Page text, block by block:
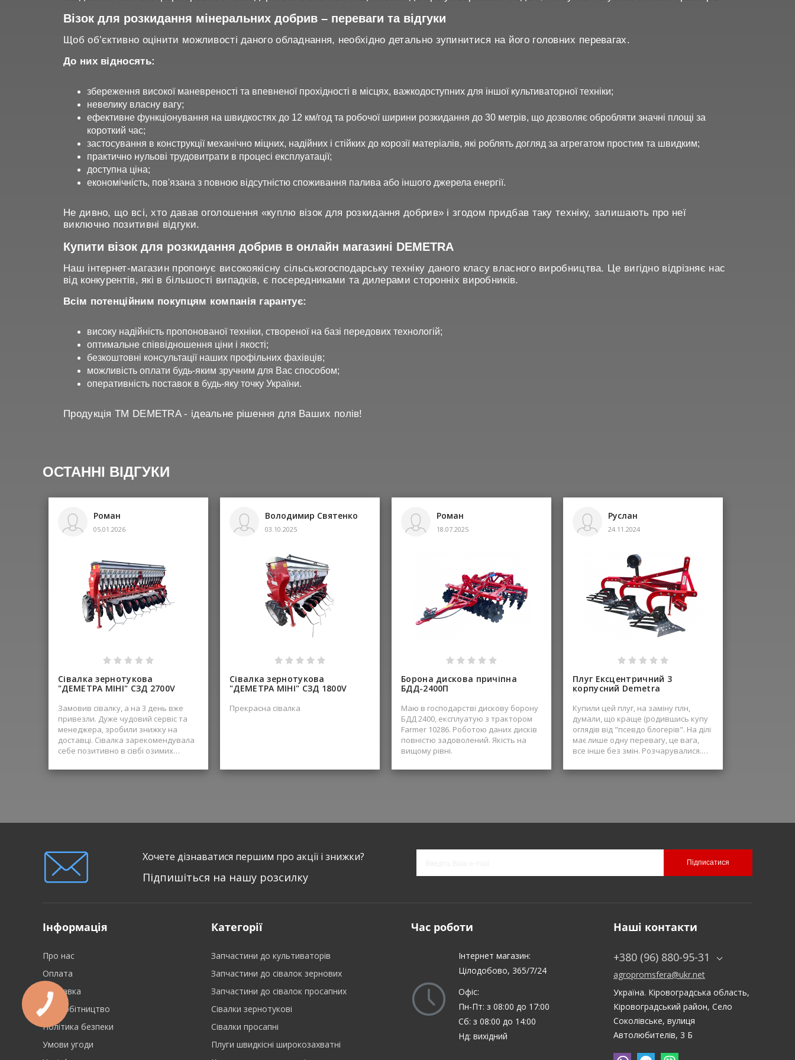
Кількість персоналу (тракторист-
оператор) 1 чол. Потужність трактора, не
Візок для розкидання мінеральних добрив – переваги та відгуки
Щоб об’єктивно оцінити можливості даного обладнання, необхідно детально зупинитися на його головних перевагах.
До них відносять:
збереження високої маневреності та впевненої прохідності в місцях, важкодоступних для іншої культиваторної техніки;
невелику власну вагу;
ефективне функціонування на швидкостях до 12 км/год та робочої ширини розкидання до 30 метрів, що дозволяє обробляти значні площі за
короткий час;
застосування в конструкції механічно міцних, надійних і стійких до корозії матеріалів, які роблять догляд за агрегатом простим та швидким;
практично нульові трудовитрати в процесі експлуатації;
доступна ціна;
економічність, пов'язана з повною відсутністю споживання палива або іншого джерела енергії.
Не дивно, що всі, хто давав оголошення «куплю візок для розкидання добрив» і згодом придбав таку техніку, залишають про неї
виключно позитивні відгуки.
Купити візок для розкидання добрив в онлайн магазині DEMETRA
Наш інтернет-магазин пропонує високоякісну сільськогосподарську техніку даного класу власного виробництва. Це вигідно відрізняє нас
від конкурентів, які в більшості випадків, є посередниками та дилерами сторонніх виробників.
Всім потенційним покупцям компанія гарантує:
високу надійність пропонованої техніки, створеної на базі передових технологій;
оптимальне співвідношення ціни і якості;
безкоштовні консультації наших профільних фахівців;
можливість оплати будь-яким зручним для Вас способом;
оперативність поставок в будь-яку точку України.
Продукція ТМ DEMETRA - ідеальне рішення для Ваших полів!
ОСТАННІ ВІДГУКИ
Роман
05.01.2026
Сівалка зернотукова
"ДЕМЕТРА МІНІ" СЗД 2700V
Замовив сівалку, а на 3 день вже
привезли. Дуже чудовий сервіс та
менеджера, зробили знижку на
доставці. Сівалка зарекомендувала
себе позитивно в сівбі озимих
по стерні сої, через дощі не можна
невеликих фермерів одноосібників,
Рекомендую, хоче весняна сівба
попереду. P.S. Вразила
прискіпливість до деталей на
Володимир Святенко
03.10.2025
Сівалка зернотукова
"ДЕМЕТРА МІНІ" СЗД 1800V
Прекрасна сівалка
Роман
18.07.2025
Борона дискова причіпна
БДД-2400П
Маю в господарстві дискову борону
БДД 2400, експлуатую з трактором
Farmer 10286. Роботою даних дисків
повністю задоволений. Якість на
вищому рівні.
Руслан
24.11.2024
Плуг Ексцентричний 3
корпусний Demetra
Купили цей плуг, на заміну плн,
думали, що краще (родившись купу
оглядів від "псевдо блогерів". На ділі
має лише одну перевагу, це вага,
все інше без змін. Розчарувалися.
менеджера теж хороша.
Хочете дізнаватися першим про акції і знижки?
Підпишіться на нашу розсилку
Підписатися
Інформація
Про нас
Оплата
Доставка
Співробітництво
Політика безпеки
Умови угоди
Категорії
Запчастини до культиваторів
Запчастини до сівалок зернових
Запчастини до сівалок просапних
Сівалки зернотукові
Сівалки просапні
Плуги швидкісні широкозахватні
Час роботи
Інтернет магазин:
Цілодобово, 365/7/24
Офіс:
Пн-Пт: з 08:00 до 17:00
Сб: з 08:00 до 14:00
Нд: вихідний
Наші контакти
+380 (96) 880-95-31
agropromsfera@ukr.net
Україна. Кіровоградська область,
Кіровоградський район, Село
Соколівське, вулиця
Автолюбителів, 3 Б